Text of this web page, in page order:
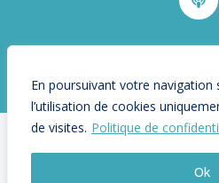
En poursuivant votre navigation
l’utilisation de cookies
de visites. Politique de
Ok